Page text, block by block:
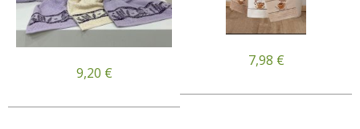
9,20 €
7,98 €